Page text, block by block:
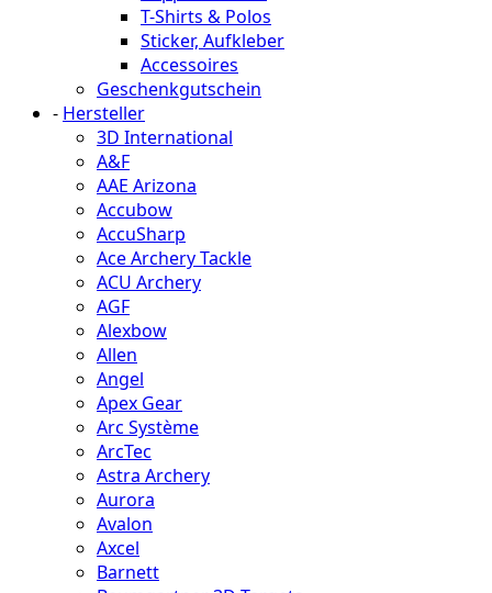
T-Shirts & Polos
Sticker, Aufkleber
Accessoires
Geschenkgutschein
- Hersteller
3D International
A&F
AAE Arizona
Accubow
AccuSharp
Ace Archery Tackle
ACU Archery
AGF
Alexbow
Allen
Angel
Apex Gear
Arc Système
ArcTec
Astra Archery
Aurora
Avalon
Axcel
Barnett